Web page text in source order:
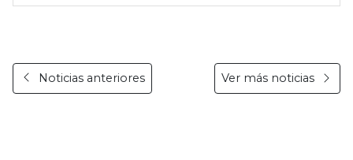
Noticias anteriores Ver más noticias